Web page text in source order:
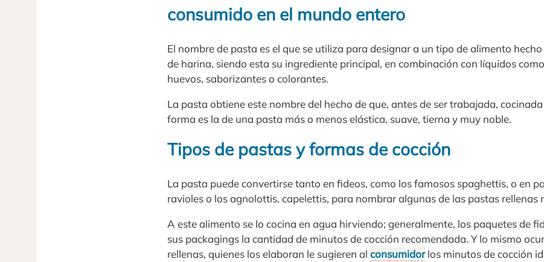
consumido en el mundo entero
El nombre de pasta es el que se utiliza para designar a un tipo de alimento
de harina, siendo esta su ingrediente principal, en combinación con líquidos como
huevos, saborizantes o colorantes.
La pasta obtiene este nombre del hecho de que, antes de ser trabajada,
forma es la de una pasta más o menos elástica, suave, tierna y muy noble.
Tipos de pastas y formas de cocción
La pasta puede convertirse tanto en fideos, como los famosos spaghettis, o en
ravioles o los agnolottis, capelettis, para nombrar algunas de las pastas rellenas
A este alimento se lo cocina en agua hirviendo; generalmente, los paquetes de
sus packagings la cantidad de minutos de cocción recomendada. Y lo mismo
rellenas, quienes los elaboran le sugieren al consumidorlos minutos de cocción